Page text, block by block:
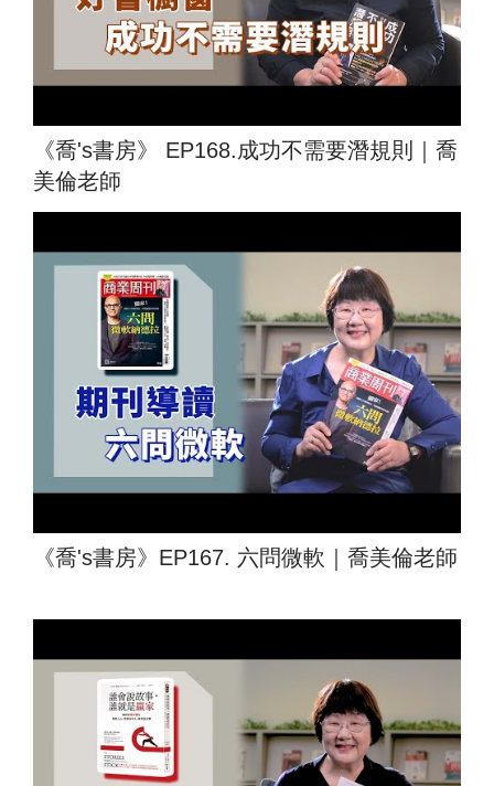
《喬's書房》 EP168.成功不需要潛規則｜喬
美倫老師
《喬's書房》EP167. 六問微軟｜喬美倫老師